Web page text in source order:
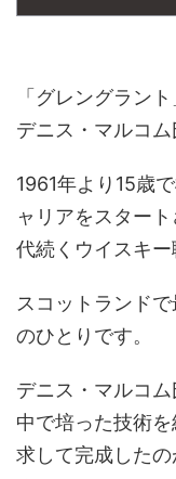
「グレングラン
デニス・マルコム
1961年より15歳
ャリアをスター
代続くウイスキー
スコットランド
のひとりです。
デニス・マルコ
中で培った技術
求して完成した